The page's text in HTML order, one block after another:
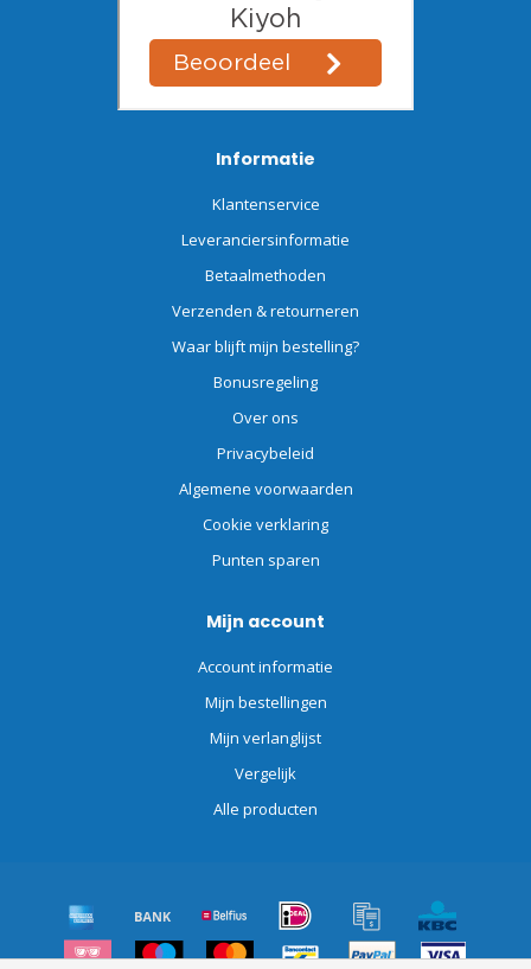
Informatie
Klantenservice
Leveranciersinformatie
Betaalmethoden
Verzenden & retourneren
Waar blijft mijn bestelling?
Bonusregeling
Over ons
Privacybeleid
Algemene voorwaarden
Cookie verklaring
Punten sparen
Mijn account
Account informatie
Mijn bestellingen
Mijn verlanglijst
Vergelijk
Alle producten